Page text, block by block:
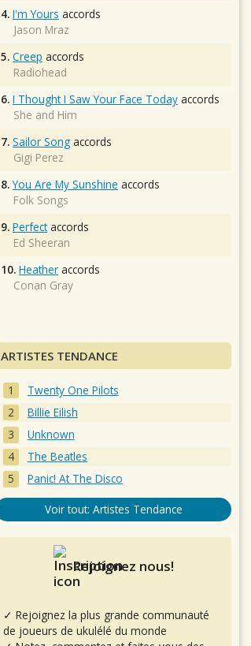
4. I'm Yours accords
Jason Mraz
5. Creep accords
Radiohead
6. I Thought I Saw Your Face Today accords
She and Him
7. Sailor Song accords
Gigi Perez
8. You Are My Sunshine accords
Folk Songs
9. Perfectaccords
Ed Sheeran
10. Heather accords
Conan Gray
ARTISTES TENDANCE
Twenty One Pilots
Billie Eilish
Unknown
The Beatles
Panic! At The Disco
Voir tout: Artistes Tendance
Rejoignez nous!
✓ Rejoignez la plus grande communauté
de joueurs de ukulélé du monde